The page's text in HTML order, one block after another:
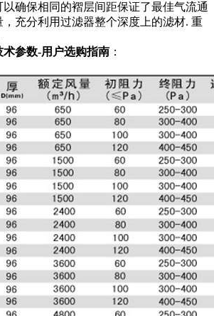
确保相同的褶层间距保证了最佳气流通
充分利用过滤器整个深度上的滤材. 重
参数-用户选购指南 ：